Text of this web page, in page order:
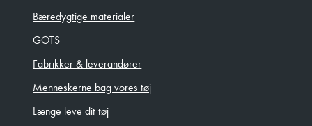
Bæredygtige materialer
GOTS
Fabrikker & leverandører
Menneskerne bag vores tøj
Længe leve dit tøj